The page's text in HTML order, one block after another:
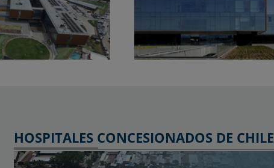
HOSPITALES CONCESIONADOS DE CHILE